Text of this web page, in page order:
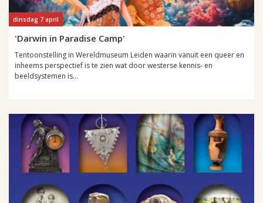
dinsdag 7 april
'Darwin in Paradise Camp'
Tentoonstelling in Wereldmuseum Leiden waarin vanuit een queer en
inheems perspectief is te zien wat door westerse kennis- en
beeldsystemen is...